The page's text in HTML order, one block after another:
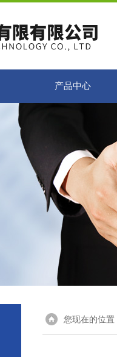
产品中心
您现在的位置